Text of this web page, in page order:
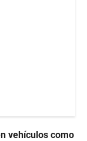
vehículos como